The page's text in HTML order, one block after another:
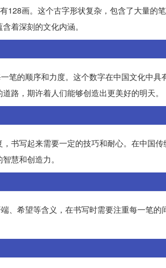
128画。这个古字形状复杂，包含了大量的
着深刻的文化内涵。
笔的顺序和力度。这个数字在中国文化中
路，期许着人们能够创造出更美好的明天。
书写起来需要一定的技巧和耐心。在中国
慧和创造力。
、希望等含义，在书写时需要注重每一笔